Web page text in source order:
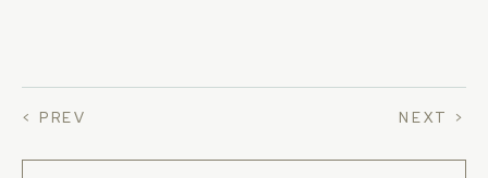
< PREV NEXT >